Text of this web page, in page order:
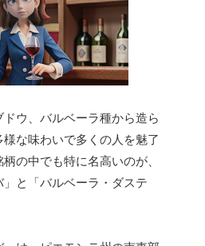
ウ、バルベーラ種から造ら
な味わいで多くの人を魅了
の中でも特に名高いのが、
」と「バルベーラ・ダステ